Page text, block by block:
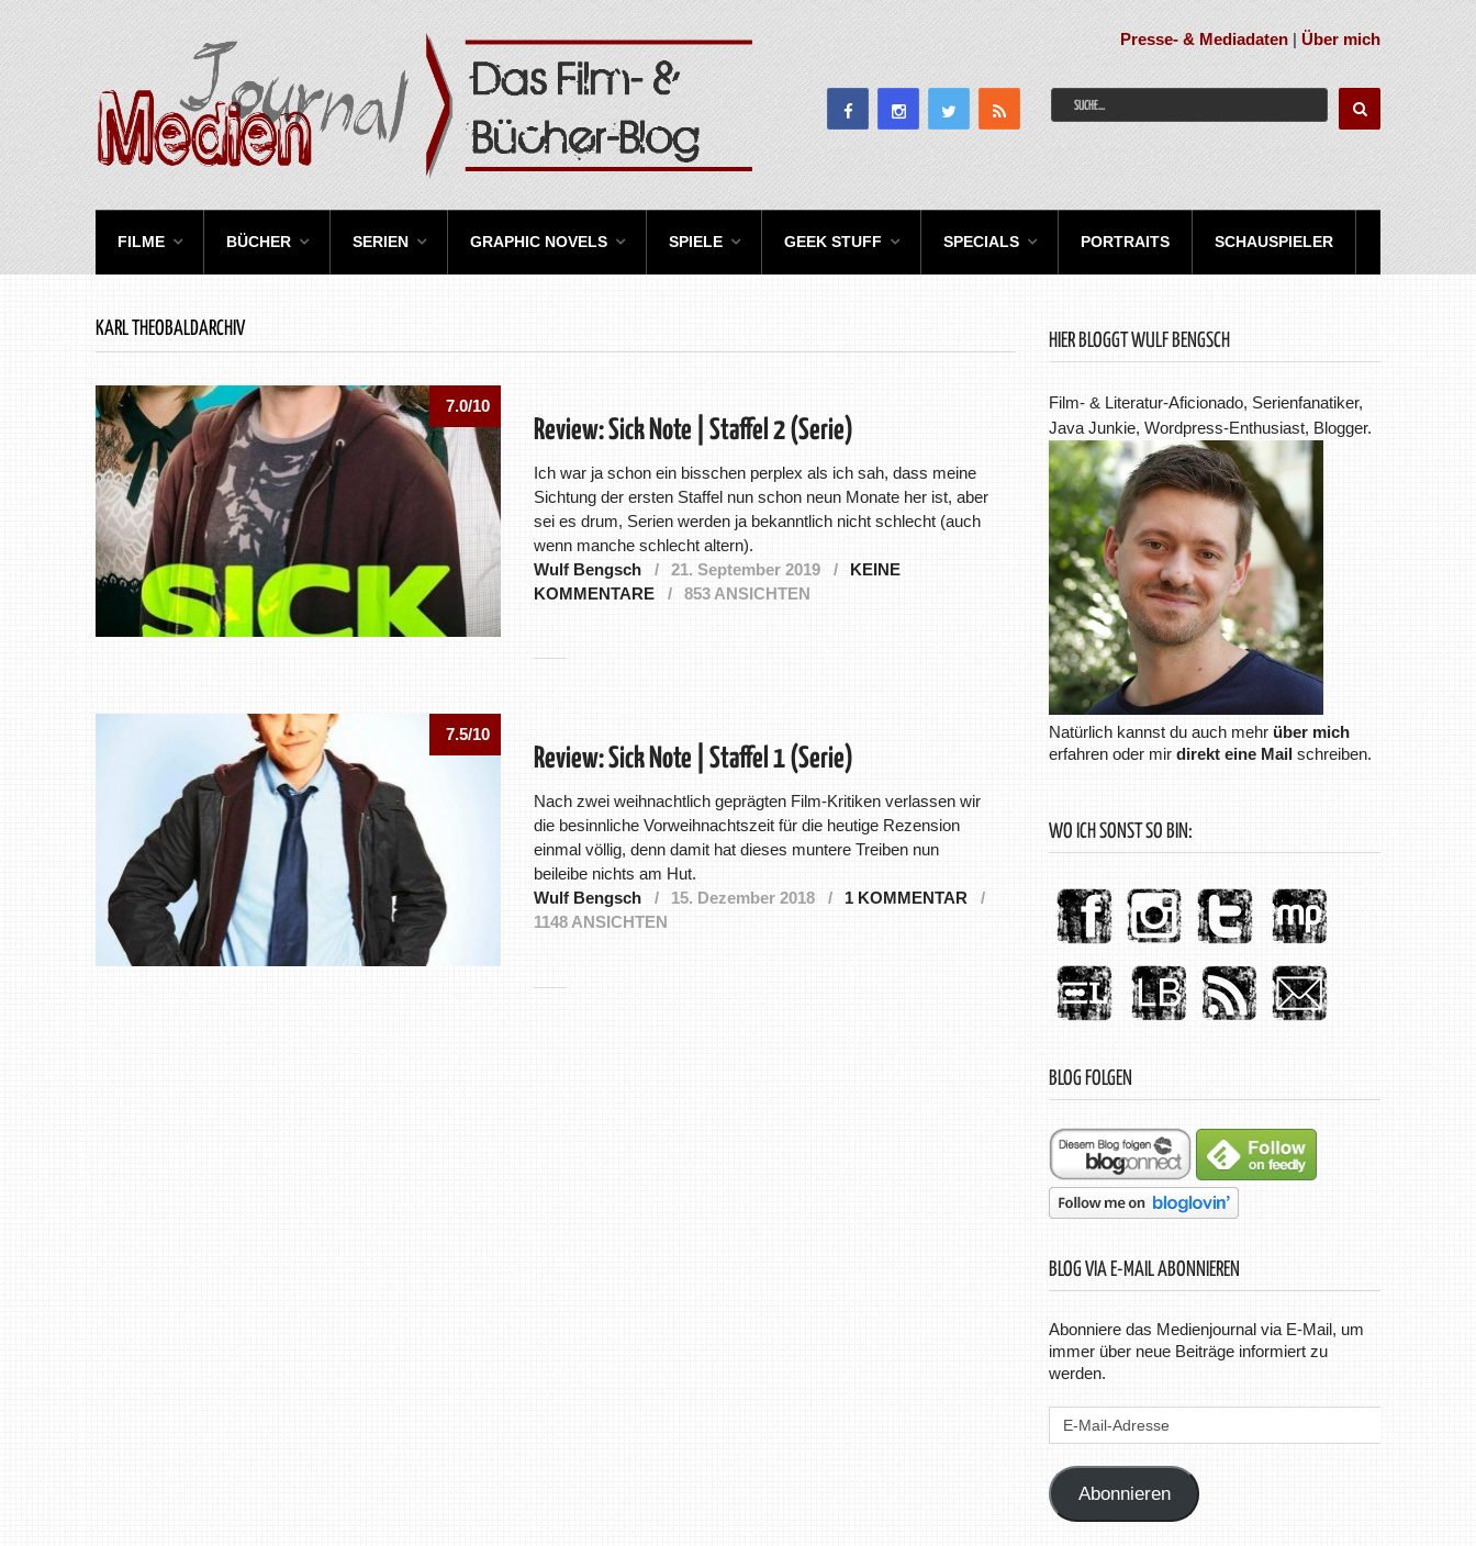
Presse- & Mediadaten |Über mich
FILME BÜCHER SERIEN GRAPHIC NOVELS SPIELE GEEK STUFF SPECIALS PORTRAITS SCHAUSPIELER
KARL THEOBALDARCHIV
7.0/10
Review: Sick Note | Staffel 2 (Serie)
Ich war ja schon ein bisschen perplex als ich sah, dass meine
Sichtung der ersten Staffel nun schon neun Monate her ist, aber
sei es drum, Serien werden ja bekanntlich nicht schlecht (auch
wenn manche schlecht altern).
Wulf Bengsch
21. September 2019
KEINE
KOMMENTARE
853 ANSICHTEN
7.5/10
Review: Sick Note | Staffel 1 (Serie)
Nach zwei weihnachtlich geprägten Film-Kritiken verlassen wir
die besinnliche Vorweihnachtszeit für die heutige Rezension
einmal völlig, denn damit hat dieses muntere Treiben nun
beileibe nichts am Hut.
Wulf Bengsch
15. Dezember 2018
1 KOMMENTAR
1148 ANSICHTEN
HIER BLOGGT WULF BENGSCH
Film- & Literatur-Aficionado, Serienfanatiker,
Java Junkie, Wordpress-Enthusiast, Blogger.
Natürlich kannst du auch mehr über mich
erfahren oder mirdirekt eine Mail schreiben.
WO ICH SONST SO BIN:
BLOG FOLGEN
BLOG VIA E-MAIL ABONNIEREN
Abonniere das Medienjournal via E-Mail, um
immer über neue Beiträge informiert zu
werden.
E-
Abonnieren